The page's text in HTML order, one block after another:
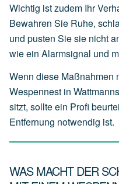
Wichtig ist zudem Ihr
Bewahren Sie Ruhe,
und pusten Sie sie nicht
wie ein Alarmsignal und
Wenn diese Maßnahmen
Wespennest in
sitzt, sollte ein Profi
Entfernung notwendig ist.
WAS MACHT DER